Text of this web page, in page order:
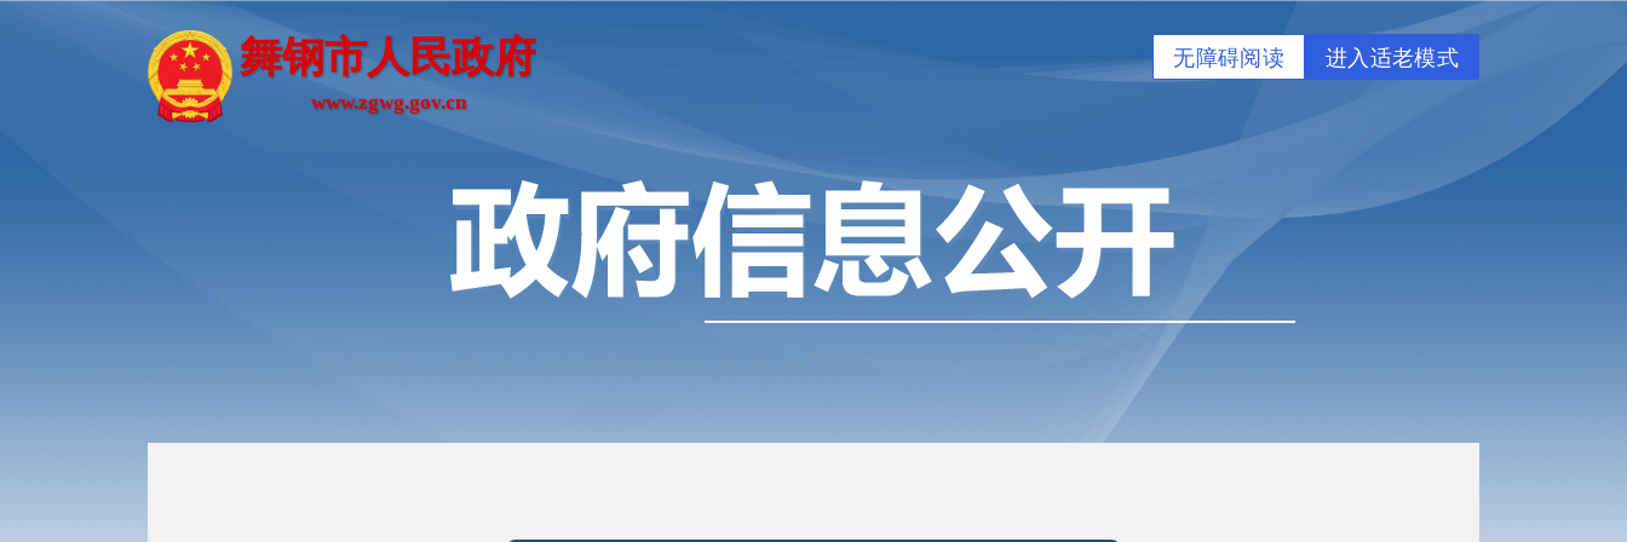
进入适老模式
无障碍阅读
舞钢市人民政府
www.zgwg.gov.cn